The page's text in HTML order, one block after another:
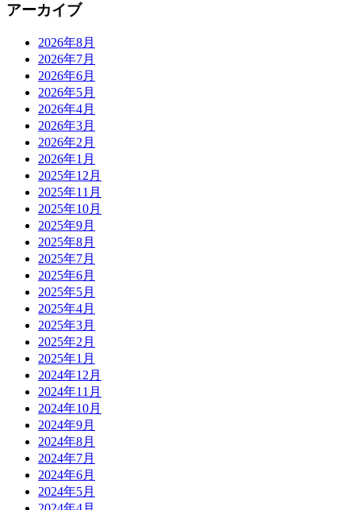
アーカイブ
2026年8月
2026年7月
2026年6月
2026年5月
2026年4月
2026年3月
2026年2月
2026年1月
2025年12月
2025年11月
2025年10月
2025年9月
2025年8月
2025年7月
2025年6月
2025年5月
2025年4月
2025年3月
2025年2月
2025年1月
2024年12月
2024年11月
2024年10月
2024年9月
2024年8月
2024年7月
2024年6月
2024年5月